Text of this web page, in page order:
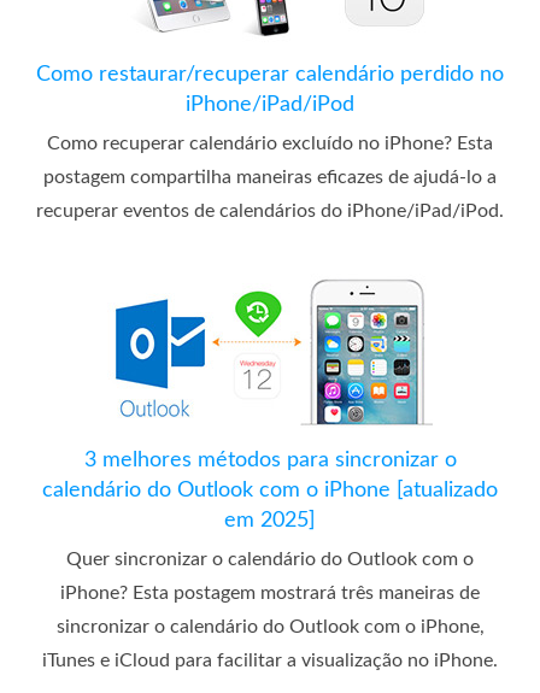
Como restaurar/recuperar calendário perdido no
iPhone/iPad/iPod
Como recuperar calendário excluído no iPhone? Esta
postagem compartilha maneiras eficazes de ajudá-lo a
recuperar eventos de calendários do iPhone/iPad/iPod.
3 melhores métodos para sincronizar o
calendário do Outlook com o iPhone [atualizado
em 2025]
Quer sincronizar o calendário do Outlook com o
iPhone? Esta postagem mostrará três maneiras de
sincronizar o calendário do Outlook com o iPhone,
iTunes e iCloud para facilitar a visualização no iPhone.